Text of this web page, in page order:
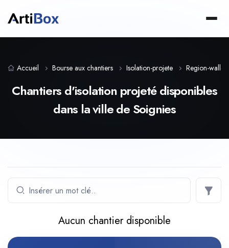
Accueil Bourse aux chantiers Isolation-projete Region-
Chantiers d'isolation projeté disponibles
dans la ville de Soignies
Aucun chantier disponible